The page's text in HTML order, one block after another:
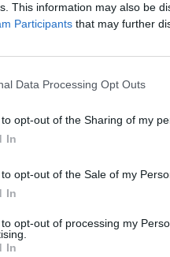
This information may also be
Participants that may further
Data Processing Opt Outs
opt-out of the Sharing of my
In
opt-out of the Sale of my
In
opt-out of processing my
In